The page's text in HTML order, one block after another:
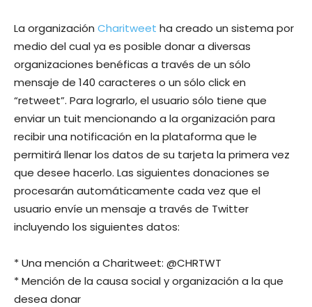
La organización Charitweet ha creado un sistema por
medio del cual ya es posible donar a diversas
organizaciones benéficas a través de un sólo
mensaje de 140 caracteres o un sólo click en
“retweet”. Para lograrlo, el usuario sólo tiene que
enviar un tuit mencionando a la organización para
recibir una notificación en la plataforma que le
permitirá llenar los datos de su tarjeta la primera vez
que desee hacerlo. Las siguientes donaciones se
procesarán automáticamente cada vez que el
usuario envíe un mensaje a través de Twitter
incluyendo los siguientes datos:
* Una mención a Charitweet: @CHRTWT
* Mención de la causa social y organización a la que
desea donar